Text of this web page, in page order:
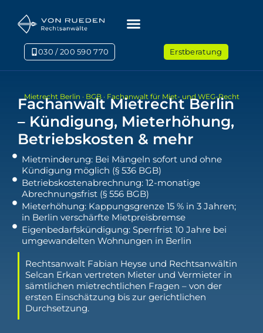
030 / 200 590 770 Erstberatung
Mietrecht Berlin · BGB · Fachanwalt für Miet- und WEG-Recht
Fachanwalt Mietrecht Berlin
– Kündigung, Mieterhöhung,
Betriebskosten & mehr
Mietminderung: Bei Mängeln sofort und ohne
Kündigung möglich (§ 536 BGB)
Betriebskostenabrechnung: 12-monatige
Abrechnungsfrist (§ 556 BGB)
Mieterhöhung: Kappungsgrenze 15 % in 3 Jahren;
in Berlin verschärfte Mietpreisbremse
Eigenbedarfskündigung: Sperrfrist 10 Jahre bei
umgewandelten Wohnungen in Berlin
Rechtsanwalt Fabian Heyse und Rechtsanwältin
Selcan Erkan vertreten Mieter und Vermieter in
sämtlichen mietrechtlichen Fragen – von der
ersten Einschätzung bis zur gerichtlichen
Durchsetzung.